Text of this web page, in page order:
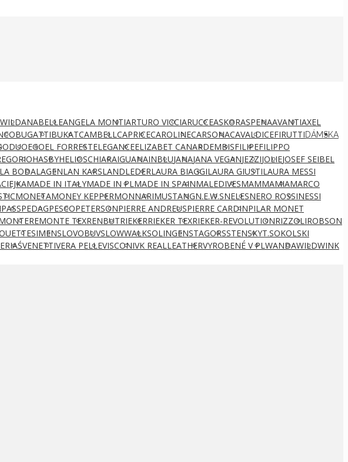
ANABELLEANGELA MONTIARTURO VICCIARUCCEASKORASPENAAVANTIAXEL
BUGATTIBUKATCAMBELLCAPRICECAROLINECARSONACAVALDICEFIRUTTI
DUOEGOEL FORRESTELEGANCEELIZABET CANARDEMBISFILIPEFILIPPO
HASBYHELIOSCHIARAIGUANAINBLUJANAJANA VEGANJEZZIJOLIEJOSEF SEIBEL
LA BODALAGENLAN KARSLANDLEDERLAURA BIAGGILAURA GIUSTILAURA MESSI
MADE IN ITALYMADE IN PLMADE IN SPAINMALEDIVESMAMMAMIAMARCO
MONETAMONEY KEPPERMONNARIMUSTANGN.E.W.SNELESNERO ROSSINESSI
PASSPEDAGPESCOPETERSONPIERRE ANDREUSPIERRE CARDINPILAR MONET
REMONTE TEXRENBUTRIEKERRIEKER TEXRIEKER-REVOLUTIONRIZZOLIROBSON
SIMENSLOVOBUVSLOWWALKSOLINGENSTAGORSSTENSKYT.SOKOLSKI
VENETTIVERA PELLEVISCONIVK REALLEATHERVYROBENÉ V PLWANDAWILDWINK
DÁMSKA